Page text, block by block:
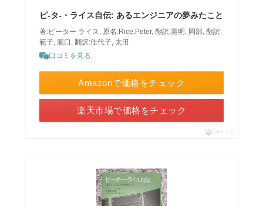
ピ-タ-・ライス自伝: あるエンジニアの夢みたこと
著:ピーター ライス, 原名:Rice,Peter, 翻訳:憲明, 岡部, 翻訳:
範子, 瀧口, 翻訳:佳代子, 太田
口コミを見る
Amazonで価格をチェック
楽天市場で価格をチェック
ポチップ